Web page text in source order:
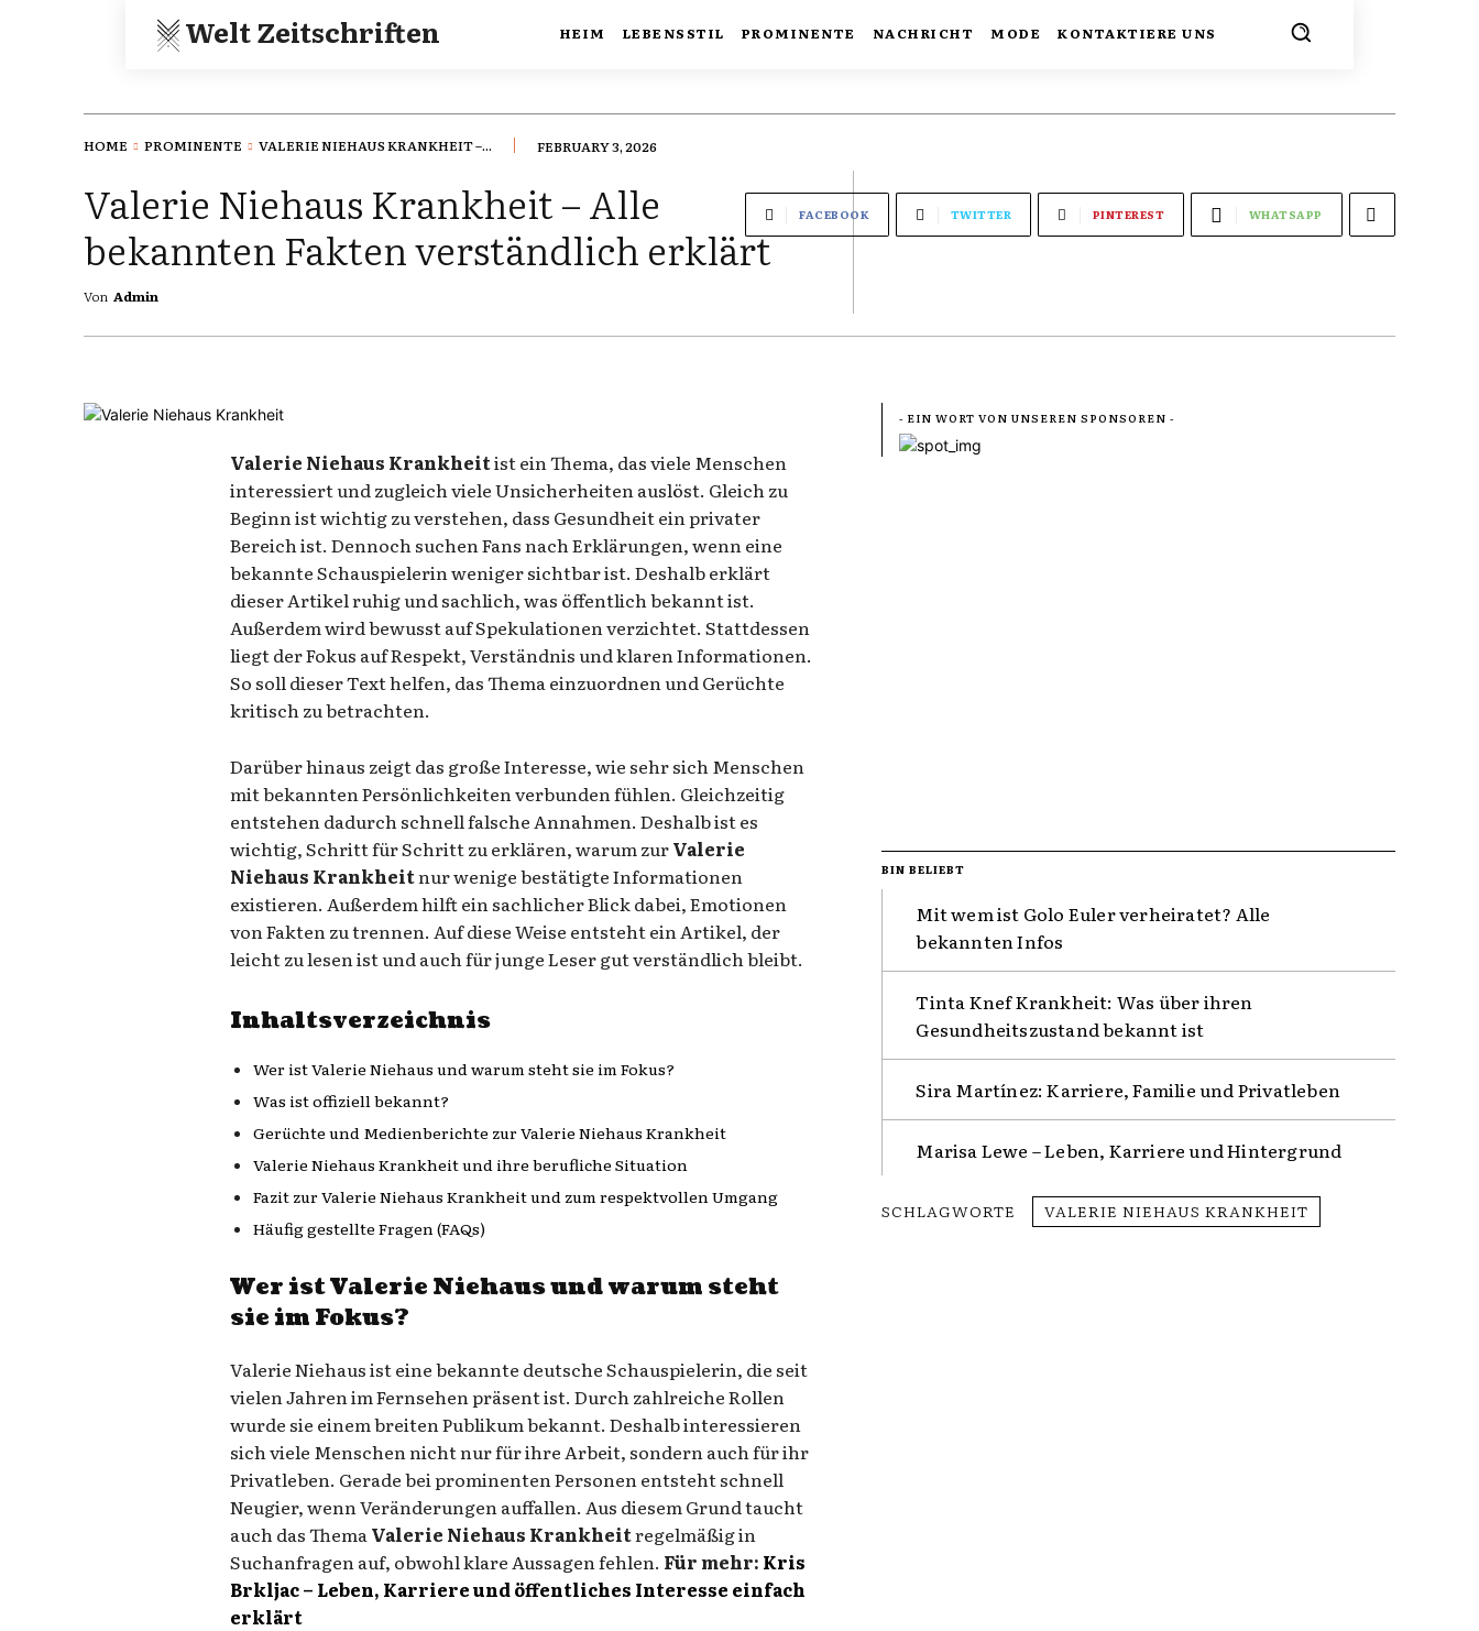
Welt Zeitschriften HEIM LEBENSSTIL PROMINENTE NACHRICHT MODE KONTAKTIERE UNS
HOME PROMINENTE VALERIE NIEHAUS KRANKHEIT –... FEBRUARY 3, 2026
Valerie Niehaus Krankheit – Alle
bekannten Fakten verständlich erklärt
Von Admin
FACEBOOK TWITTER PINTEREST WHATSAPP
Valerie Niehaus Krankheitist ein Thema, das viele Menschen
interessiert und zugleich viele Unsicherheiten auslöst. Gleich zu
Beginn ist wichtig zu verstehen, dass Gesundheit ein privater
Bereich ist. Dennoch suchen Fans nach Erklärungen, wenn eine
bekannte Schauspielerin weniger sichtbar ist. Deshalb erklärt
dieser Artikel ruhig und sachlich, was öffentlich bekannt ist.
Außerdem wird bewusst auf Spekulationen verzichtet. Stattdessen
liegt der Fokus auf Respekt, Verständnis und klaren Informationen.
So soll dieser Text helfen, das Thema einzuordnen und Gerüchte
kritisch zu betrachten.
Darüber hinaus zeigt das große Interesse, wie sehr sich Menschen
mit bekannten Persönlichkeiten verbunden fühlen. Gleichzeitig
entstehen dadurch schnell falsche Annahmen. Deshalb ist es
wichtig, Schritt für Schritt zu erklären, warum zurValerie
Niehaus Krankheitnur wenige bestätigte Informationen
existieren. Außerdem hilft ein sachlicher Blick dabei, Emotionen
von Fakten zu trennen. Auf diese Weise entsteht ein Artikel, der
leicht zu lesen ist und auch für junge Leser gut verständlich bleibt.
Inhaltsverzeichnis
Wer ist Valerie Niehaus und warum steht sie im Fokus?
Was ist offiziell bekannt?
Gerüchte und Medienberichte zur Valerie Niehaus Krankheit
Valerie Niehaus Krankheit und ihre berufliche Situation
Fazit zur Valerie Niehaus Krankheit und zum respektvollen Umgang
Häufig gestellte Fragen (FAQs)
Wer ist Valerie Niehaus und warum steht
sie im Fokus?
Valerie Niehaus ist eine bekannte deutsche Schauspielerin, die seit
vielen Jahren im Fernsehen präsent ist. Durch zahlreiche Rollen
wurde sie einem breiten Publikum bekannt. Deshalb interessieren
sich viele Menschen nicht nur für ihre Arbeit, sondern auch für ihr
Privatleben. Gerade bei prominenten Personen entsteht schnell
Neugier, wenn Veränderungen auffallen. Aus diesem Grund taucht
auch das ThemaValerie Niehaus Krankheitregelmäßig in
Suchanfragen auf, obwohl klare Aussagen fehlen. Für mehr: Kris
Brkljac – Leben, Karriere und öffentliches Interesse einfach
erklärt
- EIN WORT VON UNSEREN SPONSOREN -
BIN BELIEBT
Mit wem ist Golo Euler verheiratet? Alle
bekannten Infos
Tinta Knef Krankheit: Was über ihren
Gesundheitszustand bekannt ist
Sira Martínez: Karriere, Familie und Privatleben
Marisa Lewe – Leben, Karriere und Hintergrund
SCHLAGWORTE VALERIE NIEHAUS KRANKHEIT